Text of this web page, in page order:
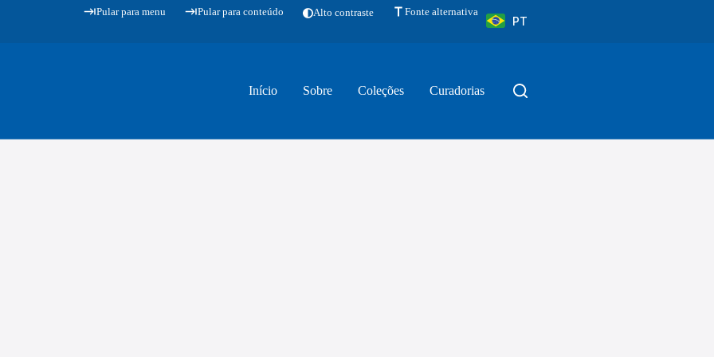
Pular para menu Pular para conteúdo Alto contraste Fonte alternativa
PT
Início Sobre Coleções Curadorias